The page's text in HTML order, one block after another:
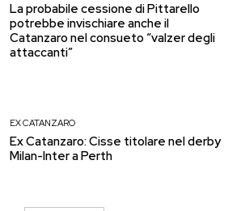
La probabile cessione di Pittarello
potrebbe invischiare anche il
Catanzaro nel consueto “valzer degli
attaccanti”
EX CATANZARO
Ex Catanzaro: Cisse titolare nel derby
Milan-Inter a Perth